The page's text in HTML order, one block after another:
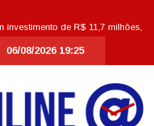
11,7 milhões, Escola Abdon
06/08/2026 19:25